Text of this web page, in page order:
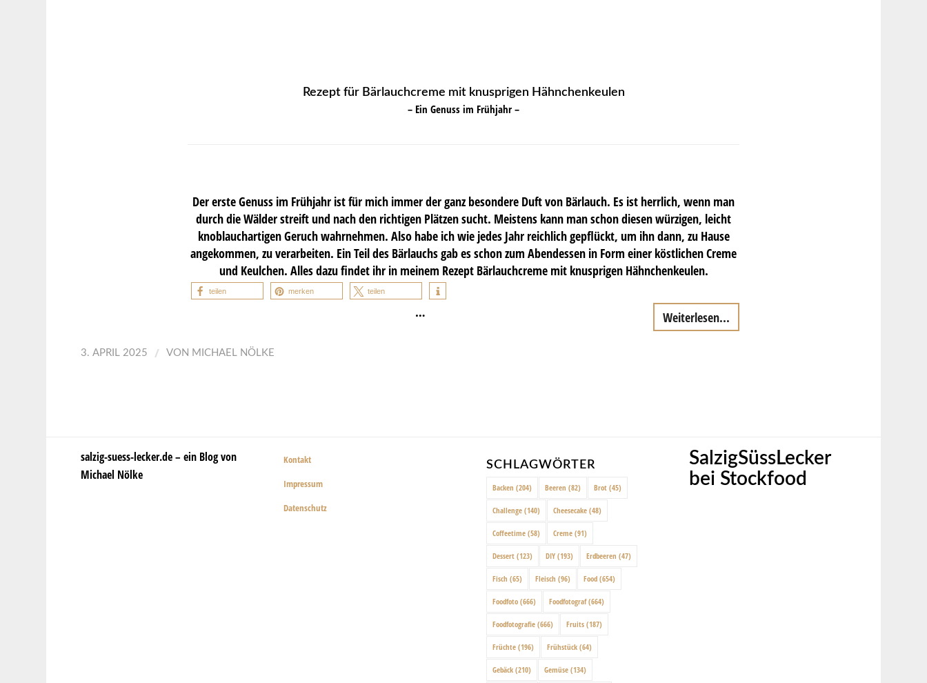
Rezept für Bärlauchcreme mit knusprigen Hähnchenkeulen
– Ein Genuss im Frühjahr –
Der erste Genuss im Frühjahr ist für mich immer der ganz besondere Duft von Bärlauch. Es ist herrlich, wenn man
durch die Wälder streift und nach den richtigen Plätzen sucht. Meistens kann man schon diesen würzigen, leicht
knoblauchartigen Geruch wahrnehmen. Also habe ich wie jedes Jahr reichlich gepflückt, um ihn dann, zu Hause
angekommen, zu verarbeiten. Ein Teil des Bärlauchs gab es schon zum Abendessen in Form einer köstlichen Creme
und Keulchen. Alles dazu findet ihr in meinem Rezept Bärlauchcreme mit knusprigen Hähnchenkeulen.
teilen merken teilen
… Weiterlesen...
3. APRIL 2025 / VON MICHAEL NÖLKE
salzig-suess-lecker.de – ein Blog von
Michael Nölke
Kontakt
Impressum
Datenschutz
SCHLAGWÖRTER
Backen (204) Beeren (82) Brot (45)
Challenge (140) Cheesecake (48)
Coffeetime (58) Creme (91)
Dessert (123) DIY (193) Erdbeeren (47)
Fisch (65) Fleisch (96) Food (654)
Foodfoto (666) Foodfotograf(664)
Foodfotografie (666) Fruits (187)
Früchte (196) Frühstück (64)
Gebäck (210) Gemüse (134)
SalzigSüssLecker
bei Stockfood